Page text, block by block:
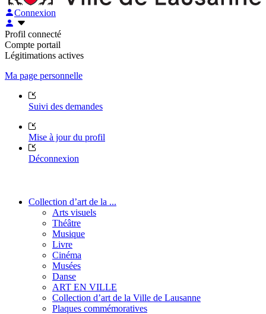
Connexion
Profil connecté
Compte portail
Légitimations actives
Ma page personnelle
Suivi des demandes
Mise à jour du profil
Déconnexion
Collection d’art de la ...
Arts visuels
Théâtre
Musique
Livre
Cinéma
Musées
Danse
ART EN VILLE
Collection d’art de la Ville de Lausanne
Plaques commémoratives